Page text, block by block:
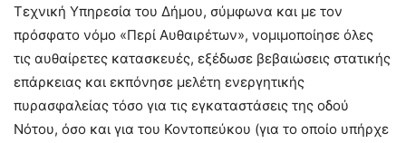
Τεχνική Υπηρεσία του Δήμου, σύμφωνα και με τον
πρόσφατο νόμο «Περί Αυθαιρέτων», νομιμοποίησε όλες
τις αυθαίρετες κατασκευές, εξέδωσε βεβαιώσεις στατικής
επάρκειας και εκπόνησε μελέτη ενεργητικής
πυρασφαλείας τόσο για τις εγκαταστάσεις της οδού
Νότου, όσο και για του Κοντοπεύκου (για το οποίο υπήρχε